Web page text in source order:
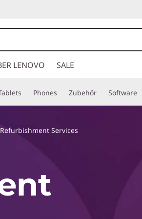
LENOVO SALE
Phones Zubehör Software
Services